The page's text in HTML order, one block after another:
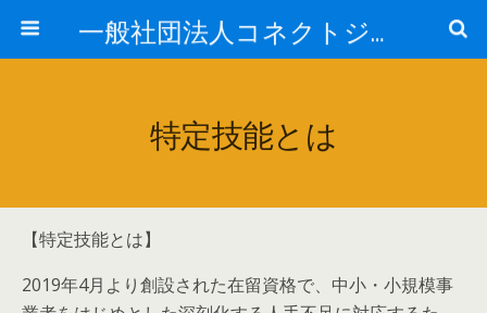
一般社団法人コネクトジャパン
特定技能とは
【特定技能とは】
2019年4月より創設された在留資格で、中小・小規模事